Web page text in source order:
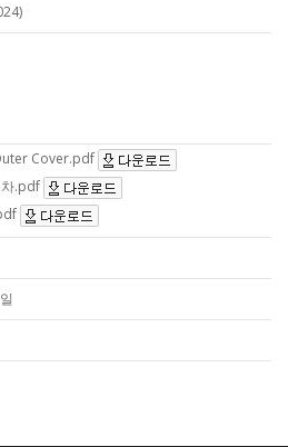
Cover.pdf
차.pdf